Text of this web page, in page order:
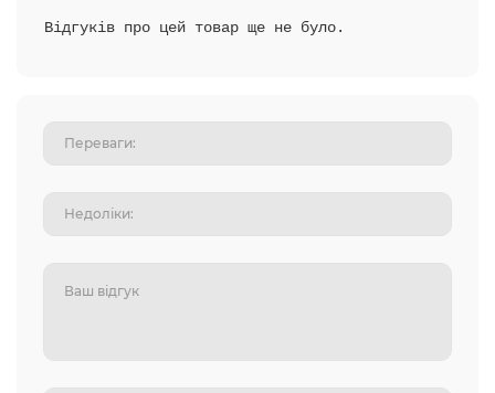
Відгуків про цей товар ще не було.